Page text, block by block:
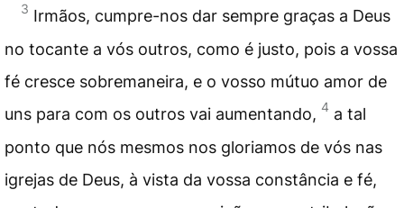
3 Irmãos, cumpre-nos dar sempre graças a Deus
no tocante a vós outros, como é justo, pois a vossa
fé cresce sobremaneira, e o vosso mútuo amor de
uns para com os outros vai aumentando, 4 a tal
ponto que nós mesmos nos gloriamos de vós nas
igrejas de Deus, à vista da vossa constância e fé,